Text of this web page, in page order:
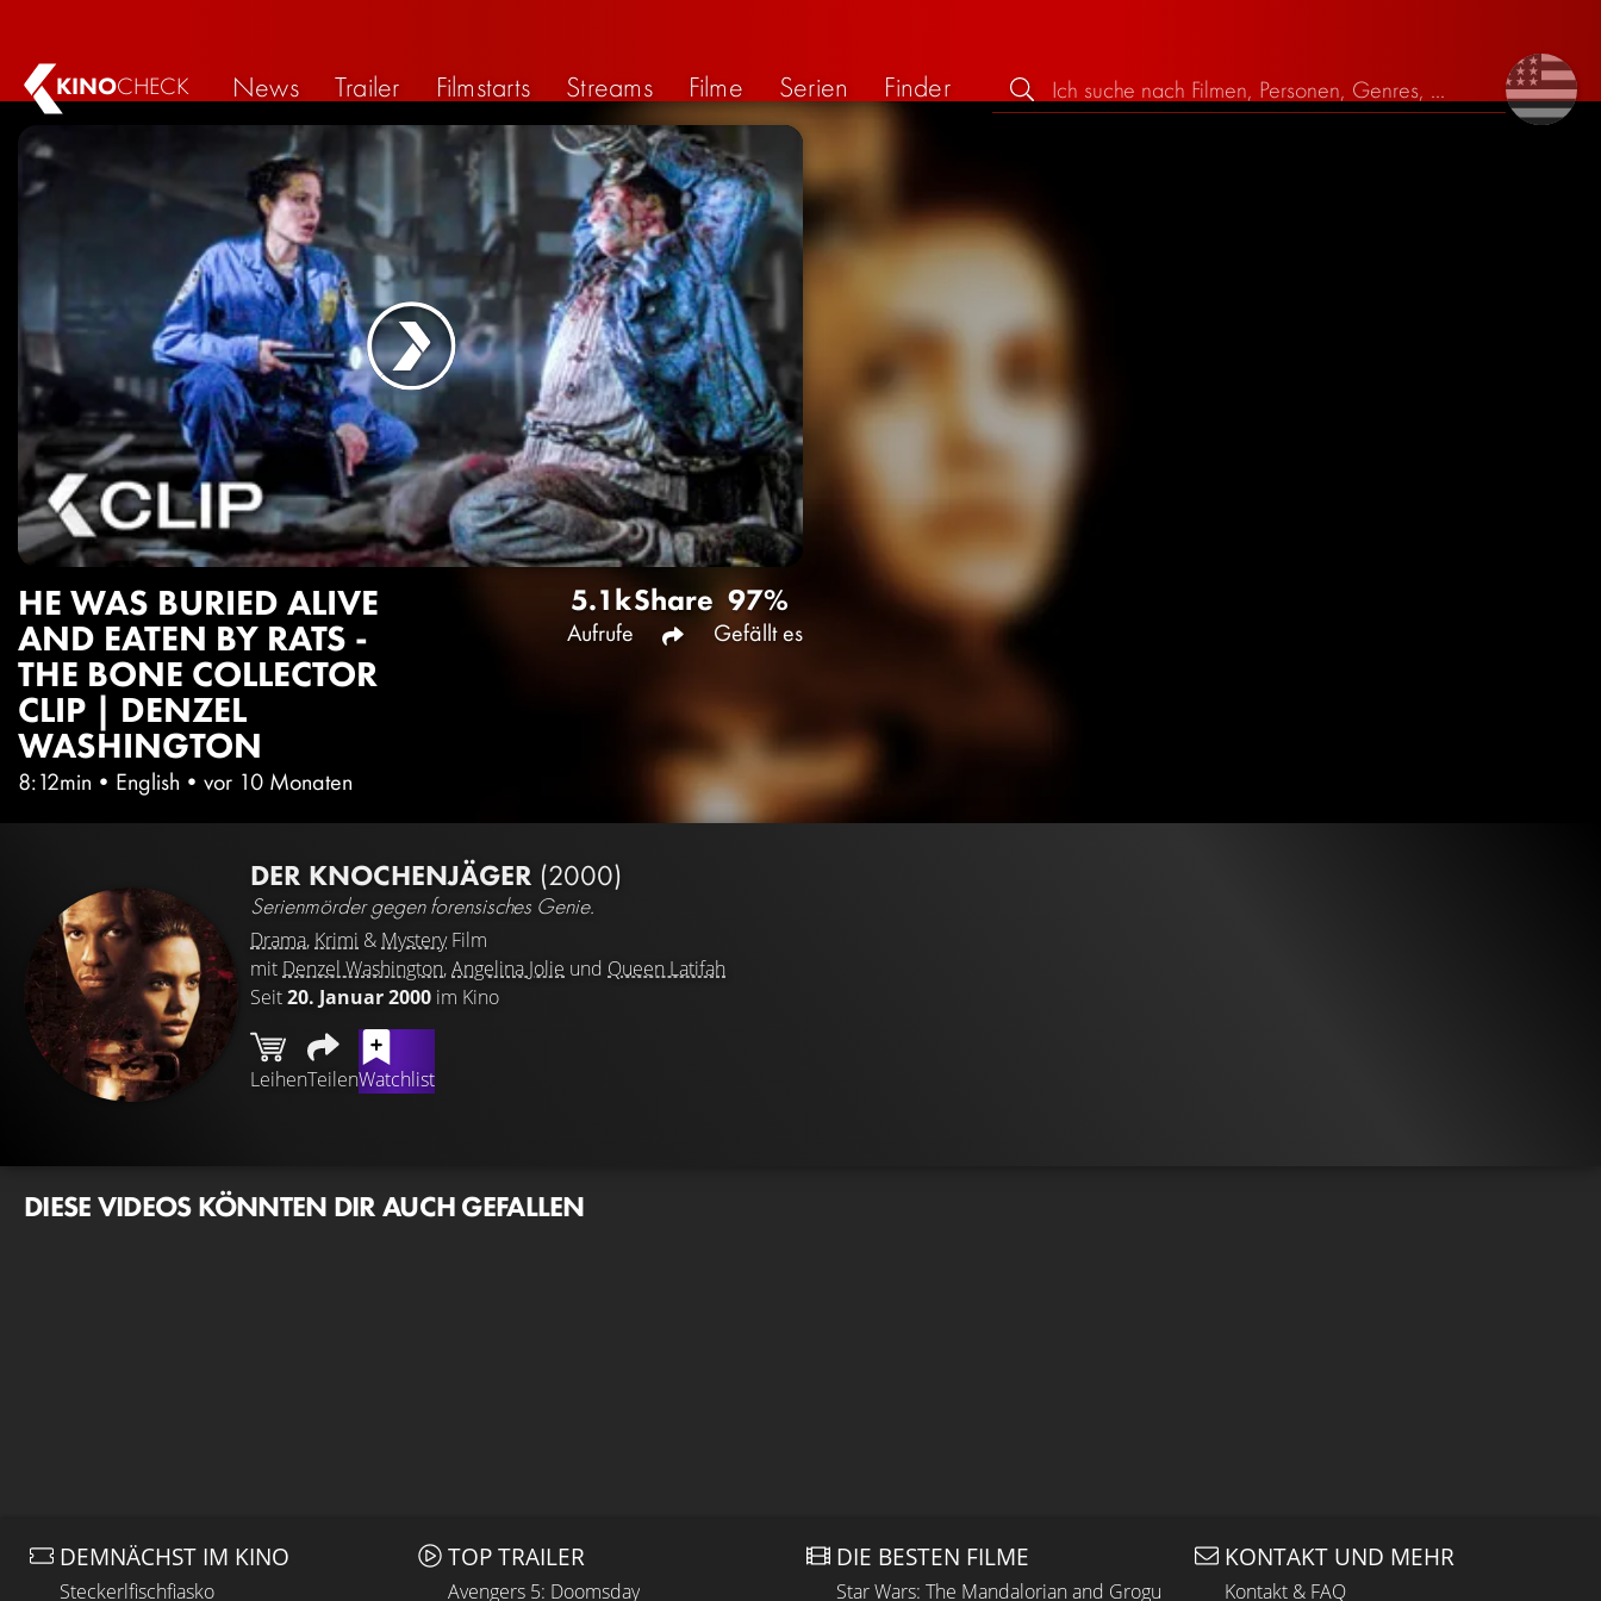
KINOCHECK News Trailer Filmstarts Streams Filme Serien Finder
HE WAS BURIED ALIVE
AND EATEN BY RATS -
THE BONE COLLECTOR
CLIP | DENZEL
WASHINGTON
8:12min • English • vor 10 Monaten
5.1k
Aufrufe
Share 97%
Gefällt es
DER KNOCHENJÄGER (2000)
Serienmörder gegen forensisches Genie.
Drama, Krimi & MysteryFilm
mit Denzel Washington,Angelina Jolie und Queen Latifah
Seit20. Januar 2000 im Kino
LeihenTeilenWatchlist
DIESE VIDEOS KÖNNTEN DIR AUCH GEFALLEN
DEMNÄCHST IM KINO
Steckerlfischfiasko
TOP TRAILER
Avengers 5: Doomsday
DIE BESTEN FILME
Star Wars: The Mandalorian and Grogu
KONTAKT UND MEHR
Kontakt & FAQ